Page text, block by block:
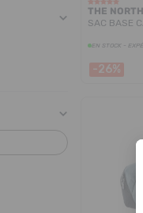
THE
SAC BASE
EN STOCK -
-26%